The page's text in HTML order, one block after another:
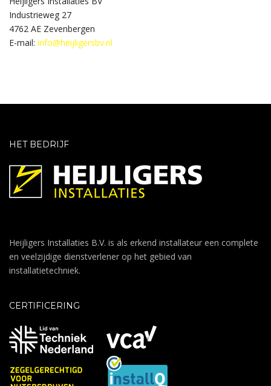
Industrieweg 27
4762 AE Zevenbergen
E-mail: info@heijligersbv.nl
HET BEDRIJF
Heijligers Installaties B.V. is als erkend installateur een complete
en veelzijdige dienstverlener op het gebied van
installatietechniek.
CERTIFICERING